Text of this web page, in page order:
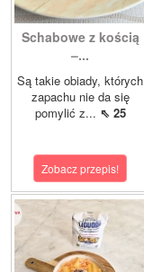
Schabowe z kością
–...
Są takie obiady, których
zapachu nie da się
pomylić z... ⇖ 25
Zobacz przepis!